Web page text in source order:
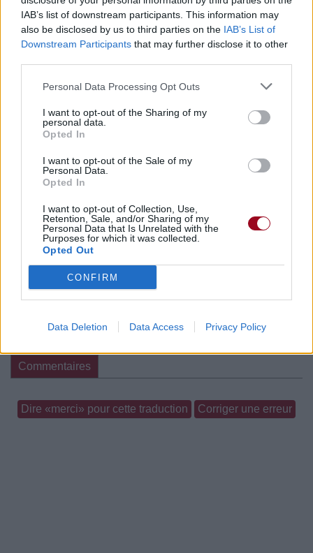
IAB’s list of downstream participants. This information may
also be disclosed by us to third parties on the IAB’s List of
Downstream Participants that may further disclose it to other
Personal Data Processing Opt Outs
I want to opt-out of the Sharing of my
personal data.
Opted In
I want to opt-out of the Sale of my
Personal Data.
Opted In
I want to opt-out of Collection, Use,
Retention, Sale, and/or Sharing of my
Personal Data that Is Unrelated with the
Purposes for which it was collected.
Opted Out
CONFIRM
Data Deletion Data Access Privacy Policy
Vous aimez chanter, apprenez la guitare chez
Télécharger légalement les MP3 sur
Télécharger légalement les MP3 ou trouver le CD sur
Trouver des vinyles et des CD sur
meilleur prix sur
Paroles + Traduction Téléchargement
Vidéos
Commentaires
Voir la vidéo de «Competition»
Commentaires
Dire «merci» pour cette traduction Corriger une erreur